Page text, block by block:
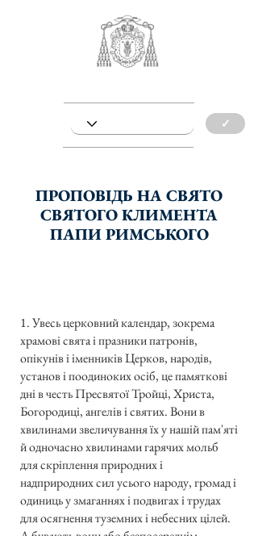
✓
ПРОПОВІДЬ НА СВЯТО
СВЯТОГО КЛИМЕНТА
ПАПИ РИМСЬКОГО
1. Увесь церковний календар, зокрема
храмові свята і празники патронів,
опікунів і іменників Церков, народів,
установ і поодиноких осіб, це памяткові
дні в честь Пресвятої Тройці, Христа,
Богородиці, ангелів і святих. Вони в
хвилинами звеличування їх у нашій пам'яті
й одночасно хвилинами гарячих мольб
для скріплення природних і
надприродних сил усього народу, громад і
одиниць у змаганнях і подвигах і трудах
для осягнення туземних і небесних цілей.